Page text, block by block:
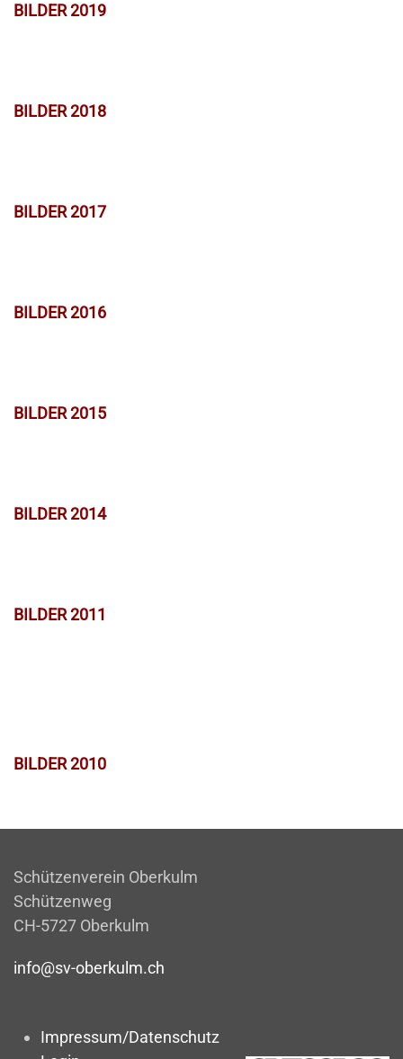
BILDER 2019
BILDER 2018
BILDER 2017
BILDER 2016
BILDER 2015
BILDER 2014
BILDER 2011
BILDER 2010
Schützenverein Oberkulm
Schützenweg
CH-5727 Oberkulm
info@sv-oberkulm.ch
Impressum/Datenschutz